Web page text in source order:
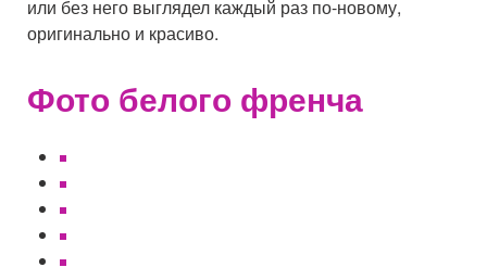
или без него выглядел каждый раз по-новому,
оригинально и красиво.
Фото белого френча